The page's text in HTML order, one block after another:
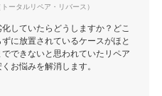
ータルリペア・リバース）
していたらどうしますか？どこ
に放置されているケースがほと
できないと思われていたリペア
お悩みを解消します。